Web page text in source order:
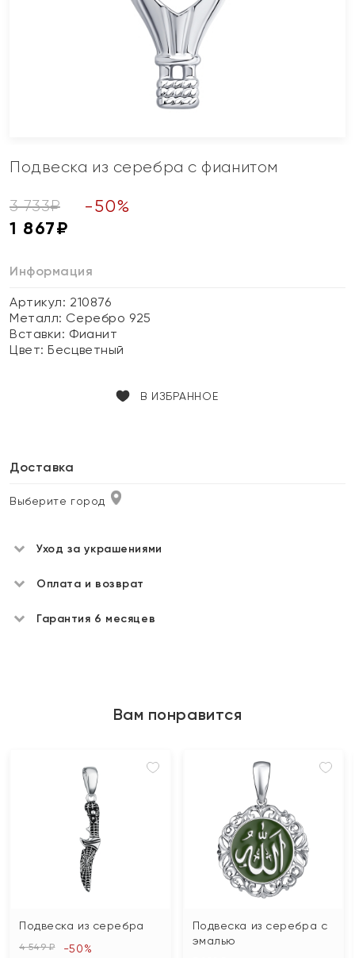
Подвеска из серебра с фианитом
3 733₽ -50%
1 867₽
Информация
Артикул: 210876
Металл: Серебро 925
Вставки: Фианит
Цвет:Бесцветный
В ИЗБРАННОЕ
Доставка
Выберите город
Уход за украшениями
Оплата и возврат
Гарантия 6 месяцев
Вам понравится
Подвеска из серебра
4 549 ₽ -50%
Подвеска из серебра с
эмалью